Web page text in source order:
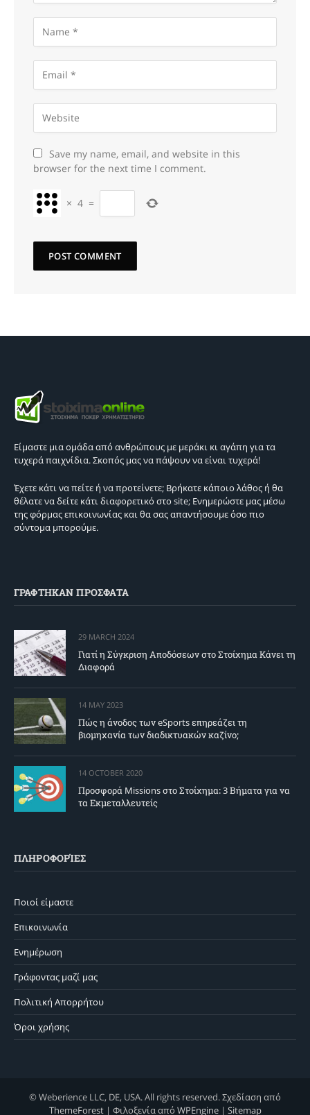
Save my name, email, and website in this
browser for the next time I comment.
× 4 =
Είμαστε μια ομάδα από ανθρώπους με μεράκι κι αγάπη για τα
τυχερά παιχνίδια. Σκοπός μας να πάψουν να είναι τυχερά!
Έχετε κάτι να πείτε ή να προτείνετε; Βρήκατε κάποιο λάθος ή θα
θέλατε να δείτε κάτι διαφορετικό στο site; Ενημερώστε μας μέσω
της φόρμας επικοινωνίας και θα σας απαντήσουμε όσο πιο
σύντομα μπορούμε.
ΓΡΑΦΤΗΚΑΝ ΠΡΟΣΦΑΤΑ
29 MARCH 2024
Γιατί η Σύγκριση Αποδόσεων στο Στοίχημα Κάνει τη
Διαφορά
14 MAY 2023
Πώς η άνοδος των eSports επηρεάζει τη
βιομηχανία των διαδικτυακών καζίνο;
14 OCTOBER 2020
Προσφορά Missions στο Στοίχημα: 3 Βήματα για να
τα Εκμεταλλευτείς
ΠΛΗΡΟΦΟΡΊΕΣ
Ποιοί είμαστε
Επικοινωνία
Ενημέρωση
Γράφοντας μαζί μας
Πολιτική Απορρήτου
Όροι χρήσης
© Weberience LLC, DE, USA. All rights reserved. Σχεδίαση από
ThemeForest| Φιλοξενία από WPEngine| Sitemap